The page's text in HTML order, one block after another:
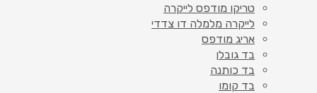
טריקו מודפס לייקרה
לייקרה מלמלה דו צדדי
אריג מודפס
בד גובלן
בד כותנה
בד קומו